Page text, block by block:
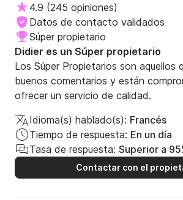
4.9 (245 opiniones)
Datos de contacto validados
Súper propietario
Didier es un Súper propietario
Los Súper Propietarios son aquellos
buenos comentarios y están
ofrecer un servicio de calidad.
Idioma(s) hablado(s): Francés
Tiempo de respuesta: En un día
Tasa de respuesta: Superior a
Contactar con el